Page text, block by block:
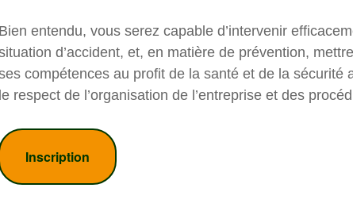
Bien entendu, vous serez capable d’intervenir
d’accident, et, en matière de prévention, mettre
compétences au profit de la santé et de la sécurité
le respect de l’organisation de l’entreprise et des
Inscription